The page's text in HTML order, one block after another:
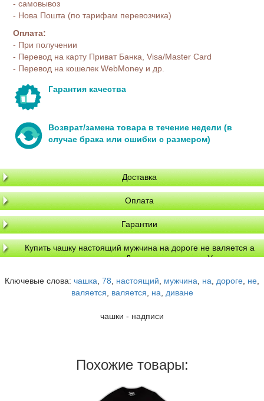
- самовывоз
- Нова Пошта (по тарифам перевозчика)
Оплата:
- При получении
- Перевод на карту Приват Банка, Visa/Master Card
- Перевод на кошелек WebMoney и др.
Гарантия качества
Возврат/замена товара в течение недели (в
случае брака или ошибки с размером)
Доставка
Оплата
Гарантии
Купить чашку настоящий мужчина на дороге не валяется а
валяется на диване в Днепре, доставка по Украине
Ключевые слова: чашка 78 настоящий мужчина на дороге не
валяется
валяется на диване
чашки - надписи
Похожие товары: